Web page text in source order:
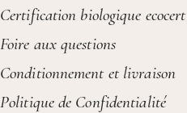
Certification biologique ecocert
Foire aux questions
Conditionnement et livraison
Politique de Confidentialité